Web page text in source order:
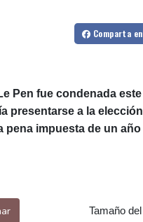
Comparta
Pen fue condenada
presentarse a la
pena impuesta de un
Tamaño